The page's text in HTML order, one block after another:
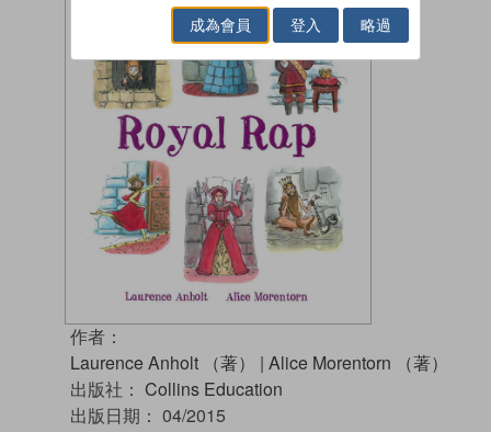
作者：
Laurence Anholt （著）
| Alice Morentorn （著）
出版社： Collins Education
出版日期： 04/2015
成為會員 登入 略過